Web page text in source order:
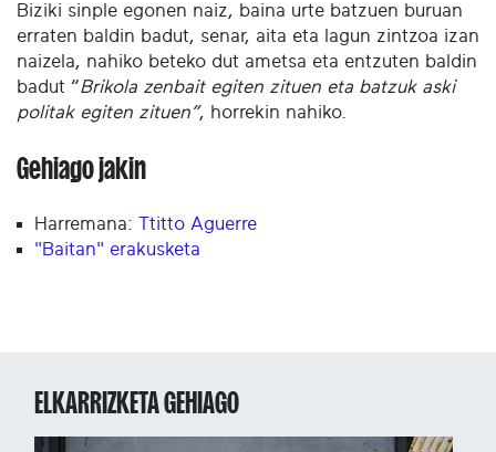
Biziki sinple egonen naiz, baina urte batzuen buruan
erraten baldin badut, senar, aita eta lagun zintzoa izan
naizela, nahiko beteko dut ametsa eta entzuten baldin
badut “Brikola zenbait egiten zituen eta batzuk aski
politak egiten zituen”, horrekin nahiko.
Gehiago jakin
Harremana: Ttitto Aguerre
"Baitan" erakusketa
ELKARRIZKETA GEHIAGO